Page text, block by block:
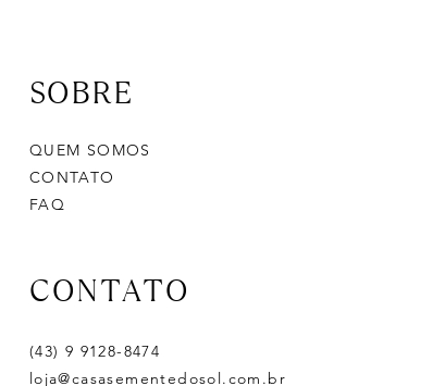
SOBRE
QUEM SOMOS
CONTATO
FAQ
CONTATO
(43) 9 9128-8474
loja@casasementedosol.com.br